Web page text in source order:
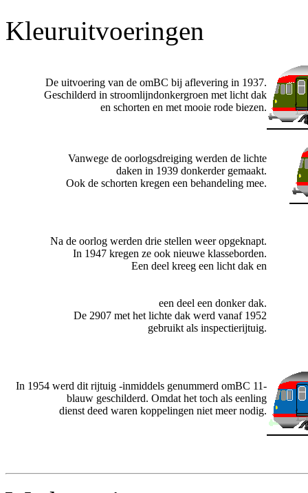
Kleuruitvoeringen
De uitvoering van de omBC bij aflevering in 1937.
Geschilderd in stroomlijndonkergroen met licht dak
en schorten en met mooie rode biezen.
Vanwege de oorlogsdreiging werden de lichte
daken in 1939 donkerder gemaakt.
Ook de schorten kregen een behandeling mee.
Na de oorlog werden drie stellen weer opgeknapt.
In 1947 kregen ze ook nieuwe klasseborden.
Een deel kreeg een licht dak en
een deel een donker dak.
De 2907 met het lichte dak werd vanaf 1952
gebruikt als inspectierijtuig.
In 1954 werd dit rijtuig -inmiddels genummerd omBC 11-
blauw geschilderd. Omdat het toch als eenling
dienst deed waren koppelingen niet meer nodig.